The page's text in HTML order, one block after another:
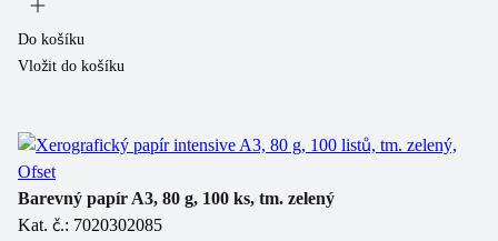
Do košíku
Vložit do košíku
Barevný papír A3, 80 g, 100 ks, tm. zelený
Kat. č.: 7020302085